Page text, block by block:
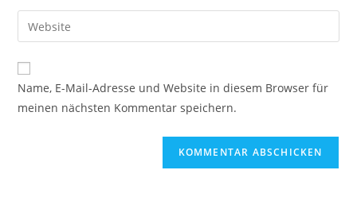
zum
Kommentieren
ein
E-
Mail-
zum
Kommentieren
ein
Gib
deine
Website-
URL
Name, E-Mail-Adresse und Website in diesem Browser für
meinen nächsten Kommentar speichern.